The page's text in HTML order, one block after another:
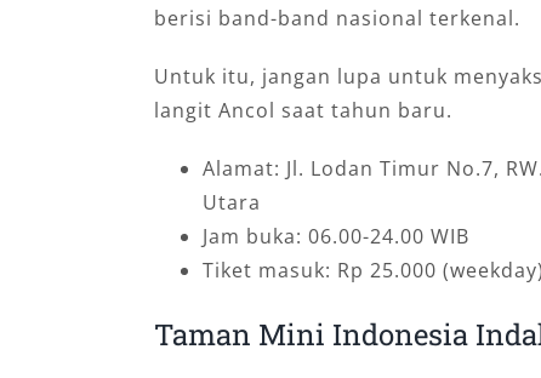
berisi band-band nasional terkenal.
Untuk itu, jangan lupa untuk
langit Ancol saat tahun baru.
Alamat: Jl. Lodan Timur No.7,
Utara
Jam buka: 06.00-24.00 WIB
Tiket masuk: Rp 25.000
Taman Mini Indonesia